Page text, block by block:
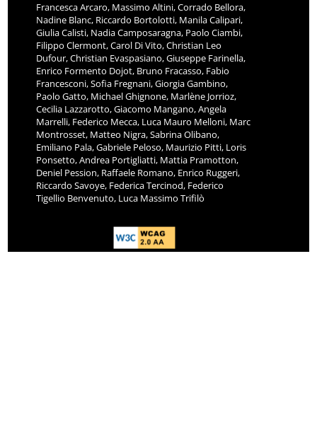
Francesca Arcaro, Massimo Altini, Corrado Bellora,
Nadine Blanc, Riccardo Bortolotti, Manila Calipari,
Giulia Calisti, Nadia Camposaragna, Paolo Ciambi,
Filippo Clermont, Carol Di Vito, Christian Leo
Dufour, Christian Evaspasiano, Giuseppe Farinella,
Enrico Formento Dojot, Bruno Fracasso, Fabio
Francesconi, Sofia Fregnani, Giorgia Gambino,
Paolo Gatto, Michael Ghignone, Marlène Jorrioz,
Cecilia Lazzarotto, Giacomo Mangano, Angela
Marrelli, Federico Mecca, Luca Mauro Melloni, Marc
Montrosset, Matteo Nigra, Sabrina Olibano,
Emiliano Pala, Gabriele Peloso, Maurizio Pitti, Loris
Ponsetto, Andrea Portigliatti, Mattia Pramotton,
Deniel Pession, Raffaele Romano, Enrico Ruggeri,
Riccardo Savoye, Federica Tercinod, Federico
Tigellio Benvenuto, Luca Massimo Trifilò